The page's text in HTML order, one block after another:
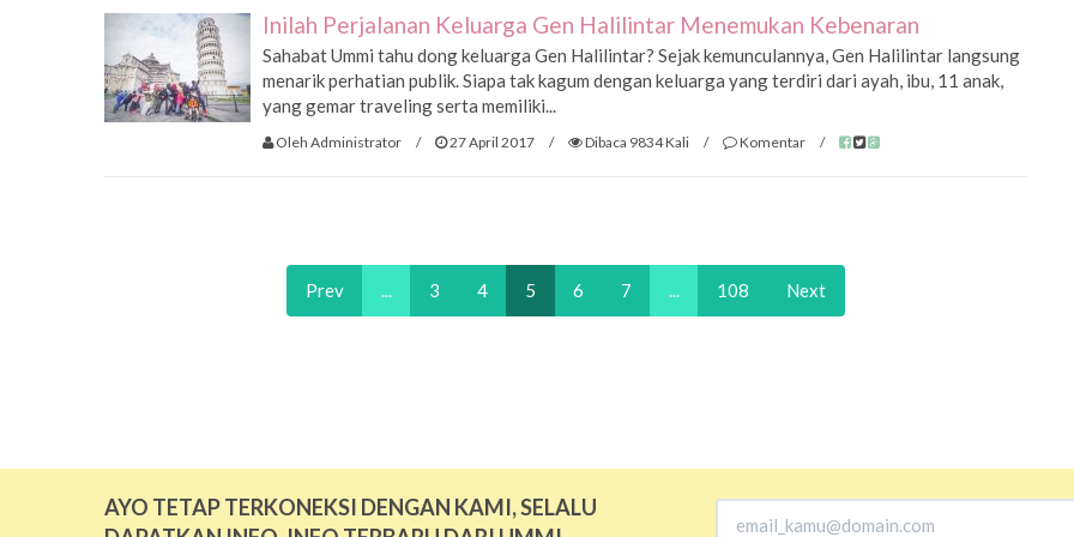
Inilah Perjalanan Keluarga Gen Halilintar Menemukan Kebenaran
Sahabat Ummi tahu dong keluarga Gen Halilintar? Sejak kemunculannya, Gen Halilintar langsung
menarik perhatian publik. Siapa tak kagum dengan keluarga yang terdiri dari ayah, ibu, 11 anak,
yang gemar traveling serta memiliki...
Oleh Administrator / 27 April 2017 / Dibaca 9834 Kali / Komentar /
Prev ... 3 4 5 6 7 ... 108 Next
AYO TETAP TERKONEKSI DENGAN KAMI, SELALU